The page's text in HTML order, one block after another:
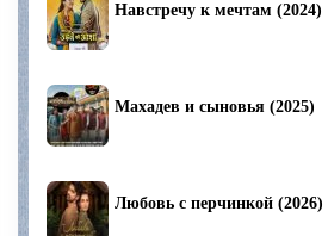
Навстречу к мечтам (2024)
Махадев и сыновья (2025)
Любовь с перчинкой (2026)